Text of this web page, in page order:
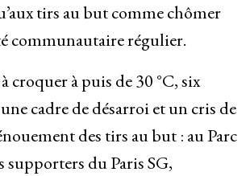
tirs au but comme chômer
communautaire régulier.
croquer à puis de 30 °C, six
cadre de désarroi et un cris de
des tirs au but : au Parc
supporters du Paris SG,